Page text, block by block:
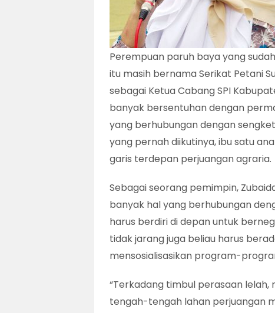
Perempuan paruh baya yang
itu masih bernama Serikat Petani
sebagai Ketua Cabang SPI
banyak bersentuhan dengan
yang berhubungan dengan
yang pernah diikutinya, ibu satu
garis terdepan perjuangan agraria.
Sebagai seorang pemimpin,
banyak hal yang berhubungan
harus berdiri di depan untuk
tidak jarang juga beliau harus
mensosialisasikan program-
“Terkadang timbul perasaan
tengah-tengah lahan perjuangan